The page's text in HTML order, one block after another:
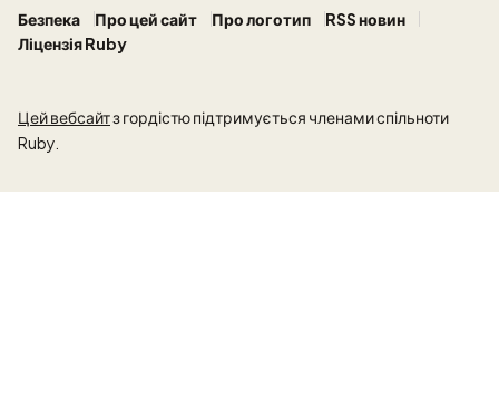
Безпека Про цей сайт Про логотип
RSS новин
Ліцензія Ruby
Цей вебсайтз гордістю підтримується членами спільноти
Ruby.